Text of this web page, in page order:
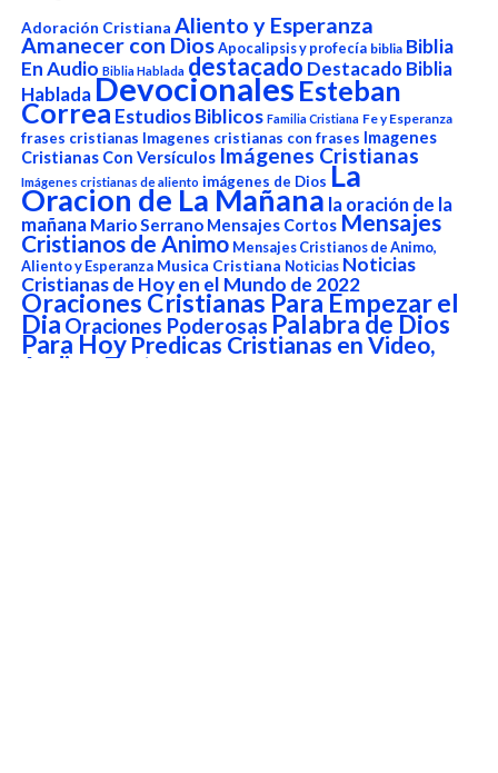
Adoración Cristiana Aliento y Esperanza
Amanecer con Dios Apocalipsis y profecía biblia Biblia
En Audio Biblia Hablada destacado Destacado Biblia
HabladaDevocionalesEsteban
Correa Estudios Biblicos Familia Cristiana Fe y Esperanza
frases cristianas Imagenes cristianas con frases Imagenes
Cristianas Con Versículos Imágenes Cristianas
Imágenes cristianas de aliento imágenes de Dios La
Oracion de La Mañana la oración de la
mañana Mario Serrano Mensajes Cortos Mensajes
Cristianos de Animo Mensajes Cristianos de Animo,
Aliento y Esperanza Musica Cristiana Noticias Noticias
Cristianas de Hoy en el Mundo de 2022
Oraciones Cristianas Para Empezar el
Dia Oraciones Poderosas Palabra de Dios
Para Hoy Predicas Cristianas en Video,
Audio y Texto